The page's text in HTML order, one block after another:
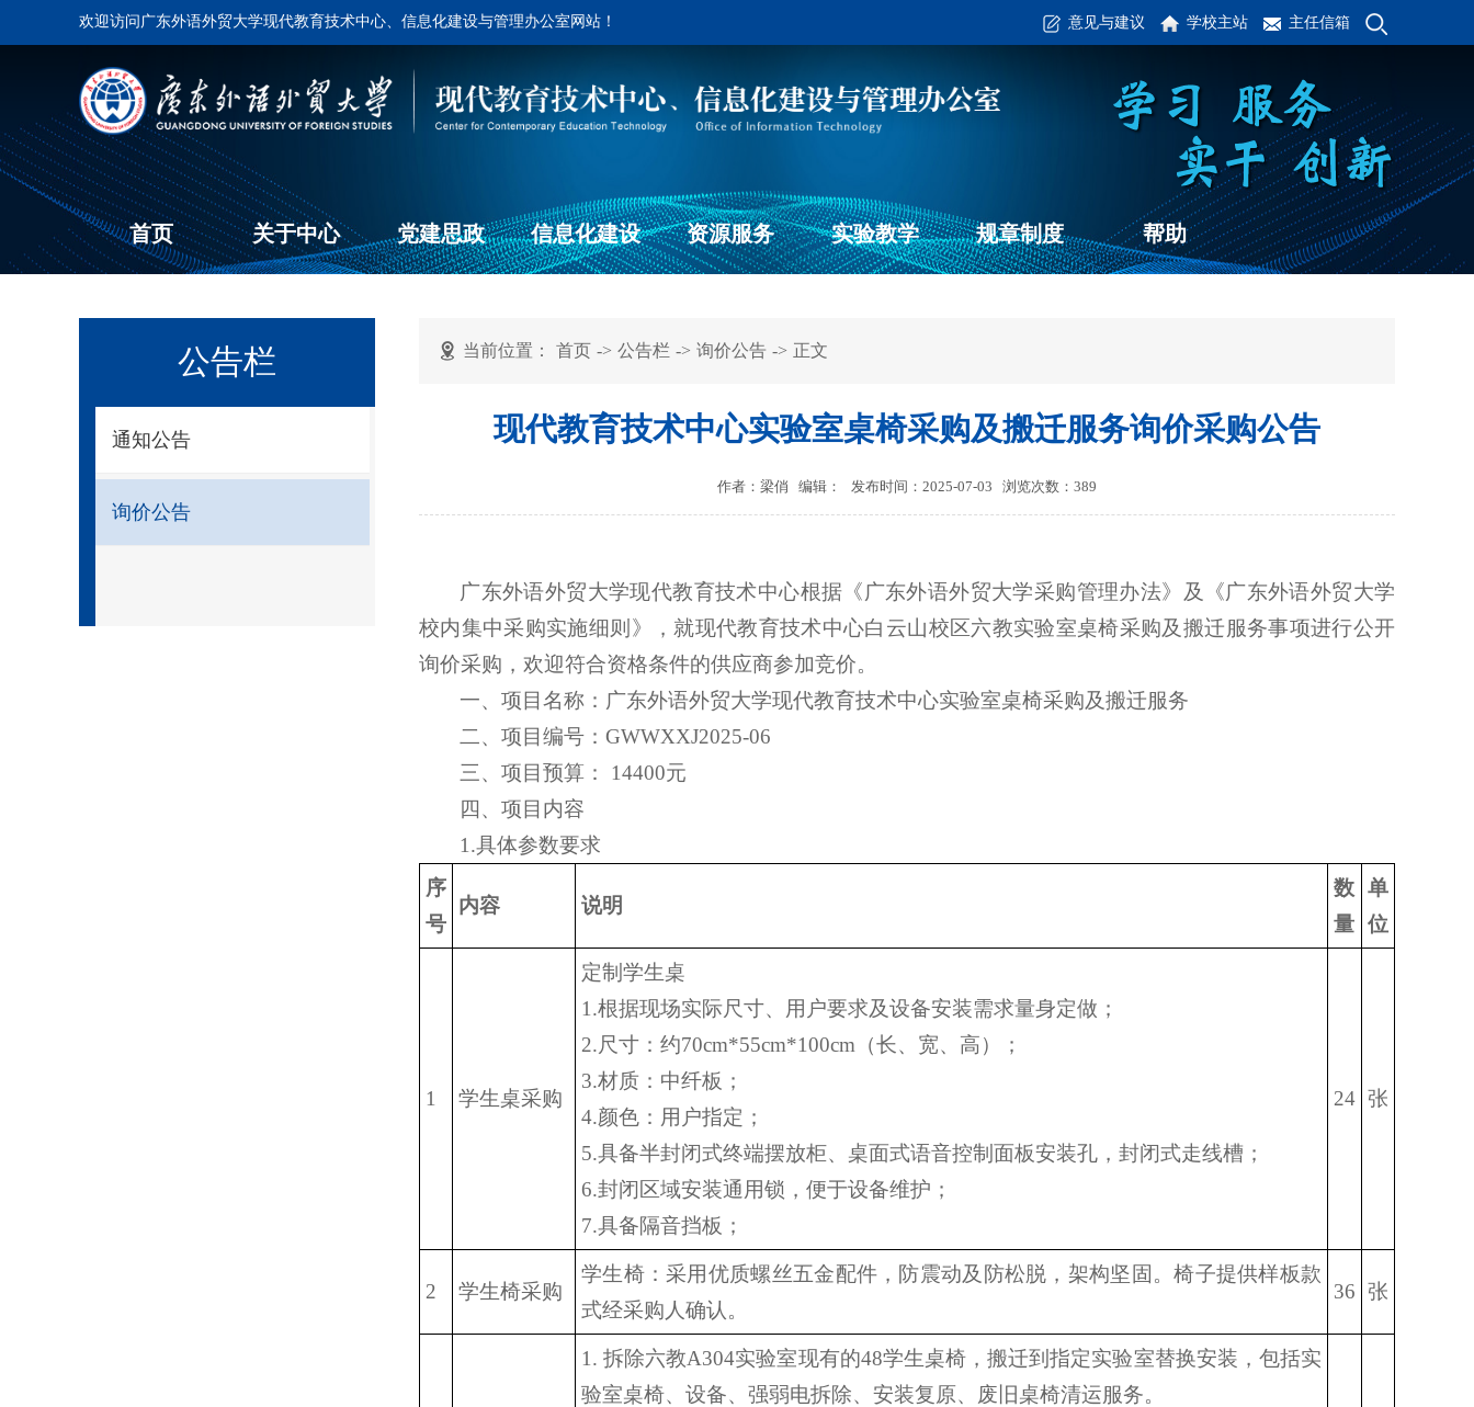
欢迎访问广东外语外贸大学现代教育技术中心、信息化建设与管理办公室网站！ 意见与建议 学校主站 主任信箱
首页 关于中心 党建思政 信息化建设 资源服务 实验教学 规章制度 帮助
公告栏
通知公告
询价公告
当前位置： 首页 -> 公告栏 -> 询价公告 -> 正文
现代教育技术中心实验室桌椅采购及搬迁服务询价采购公告
作者：梁俏 编辑： 发布时间：2025-07-03 浏览次数： 389
广东外语外贸大学现代教育技术中心根据《广东外语外贸大学采购管理办法》及《广东外语外贸大学
校内集中采购实施细则》，就现代教育技术中心白云山校区六教实验室桌椅采购及搬迁服务事项进行公开
询价采购，欢迎符合资格条件的供应商参加竞价。
一、项目名称：广东外语外贸大学现代教育技术中心实验室桌椅采购及搬迁服务
二、项目编号：GWWXXJ2025-06
三、项目预算： 14400元
四、项目内容
1.具体参数要求
序
号
内容 说明
数
量
单
位
1 学生桌采购
定制学生桌
1.根据现场实际尺寸、用户要求及设备安装需求量身定做；
2.尺寸：约70cm*55cm*100cm（长、宽、高）；
3.材质：中纤板；
4.颜色：用户指定；
5.具备半封闭式终端摆放柜、桌面式语音控制面板安装孔，封闭式走线槽；
6.封闭区域安装通用锁，便于设备维护；
7.具备隔音挡板；
24 张
2 学生椅采购
学生椅：采用优质螺丝五金配件，防震动及防松脱，架构坚固。椅子提供样板款
式经采购人确认。
36 张
1. 拆除六教A304实验室现有的48学生桌椅，搬迁到指定实验室替换安装，包括实
验室桌椅、设备、强弱电拆除、安装复原、废旧桌椅清运服务。